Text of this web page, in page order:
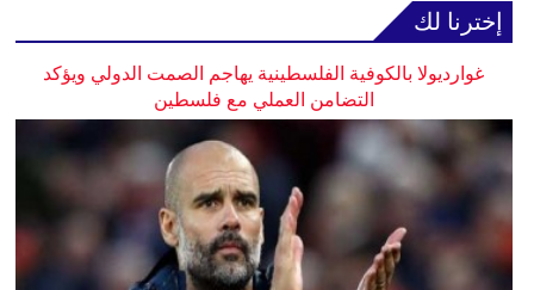
إخترنا لك
غوارديولا بالكوفية الفلسطينية يهاجم الصمت الدولي ويؤكد
التضامن العملي مع فلسطين